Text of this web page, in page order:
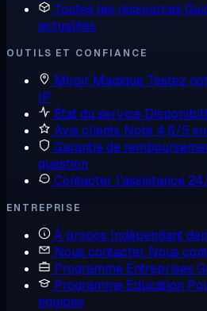
Toutes les ressources
actualités
OUTILS ET CONFIANCE
Miroir Magique Testez
IP
État du service
Avis clients Noté 4,6/5
Garantie de
question
Contacter l'assistance
ENTREPRISE
À propos Indépendant
Nous contacter Nous
Programme Entreprises
Programme Éducation
équipes